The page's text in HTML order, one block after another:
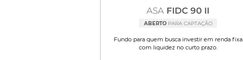
ASA FIDC 90 II
ABERTOPARA CAPTAÇÃO
Fundo para quem busca investir em renda fixa
com liquidez no curto prazo.